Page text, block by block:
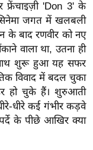
'Don 3' के
जगत में खलबली
के बाद रणवीर को नए
वाला था, उतना ही
साथ शुरू हुआ यह सफर
विवाद में बदल चुका
हो चुके हैं। शुरुआती
धीरे कई गंभीर कड़वे
के पीछे आखिर क्या